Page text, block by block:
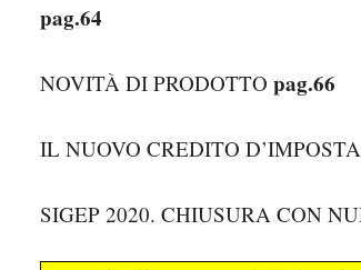
pag.64
NOVITÀ DI PRODOTTO pag.66
IL NUOVO CREDITO
SIGEP 2020. CHIUSURA CON